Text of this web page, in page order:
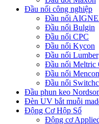
Đầu nối công nghiệp
Đầu nối
Đầu nối Bulgin
Đầu nối CPC
Đầu nối Kycon
Đầu nối
Đầu nối Meltric
Đầu nối
Đầu nối
Đầu phun keo
Đèn UV bắt muỗi
Động Cơ Hộp Số
Động cơ